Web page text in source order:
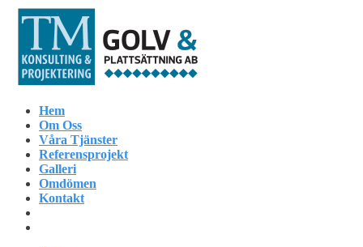
Hem
Om Oss
Våra Tjänster
Referensprojekt
Galleri
Omdömen
Kontakt